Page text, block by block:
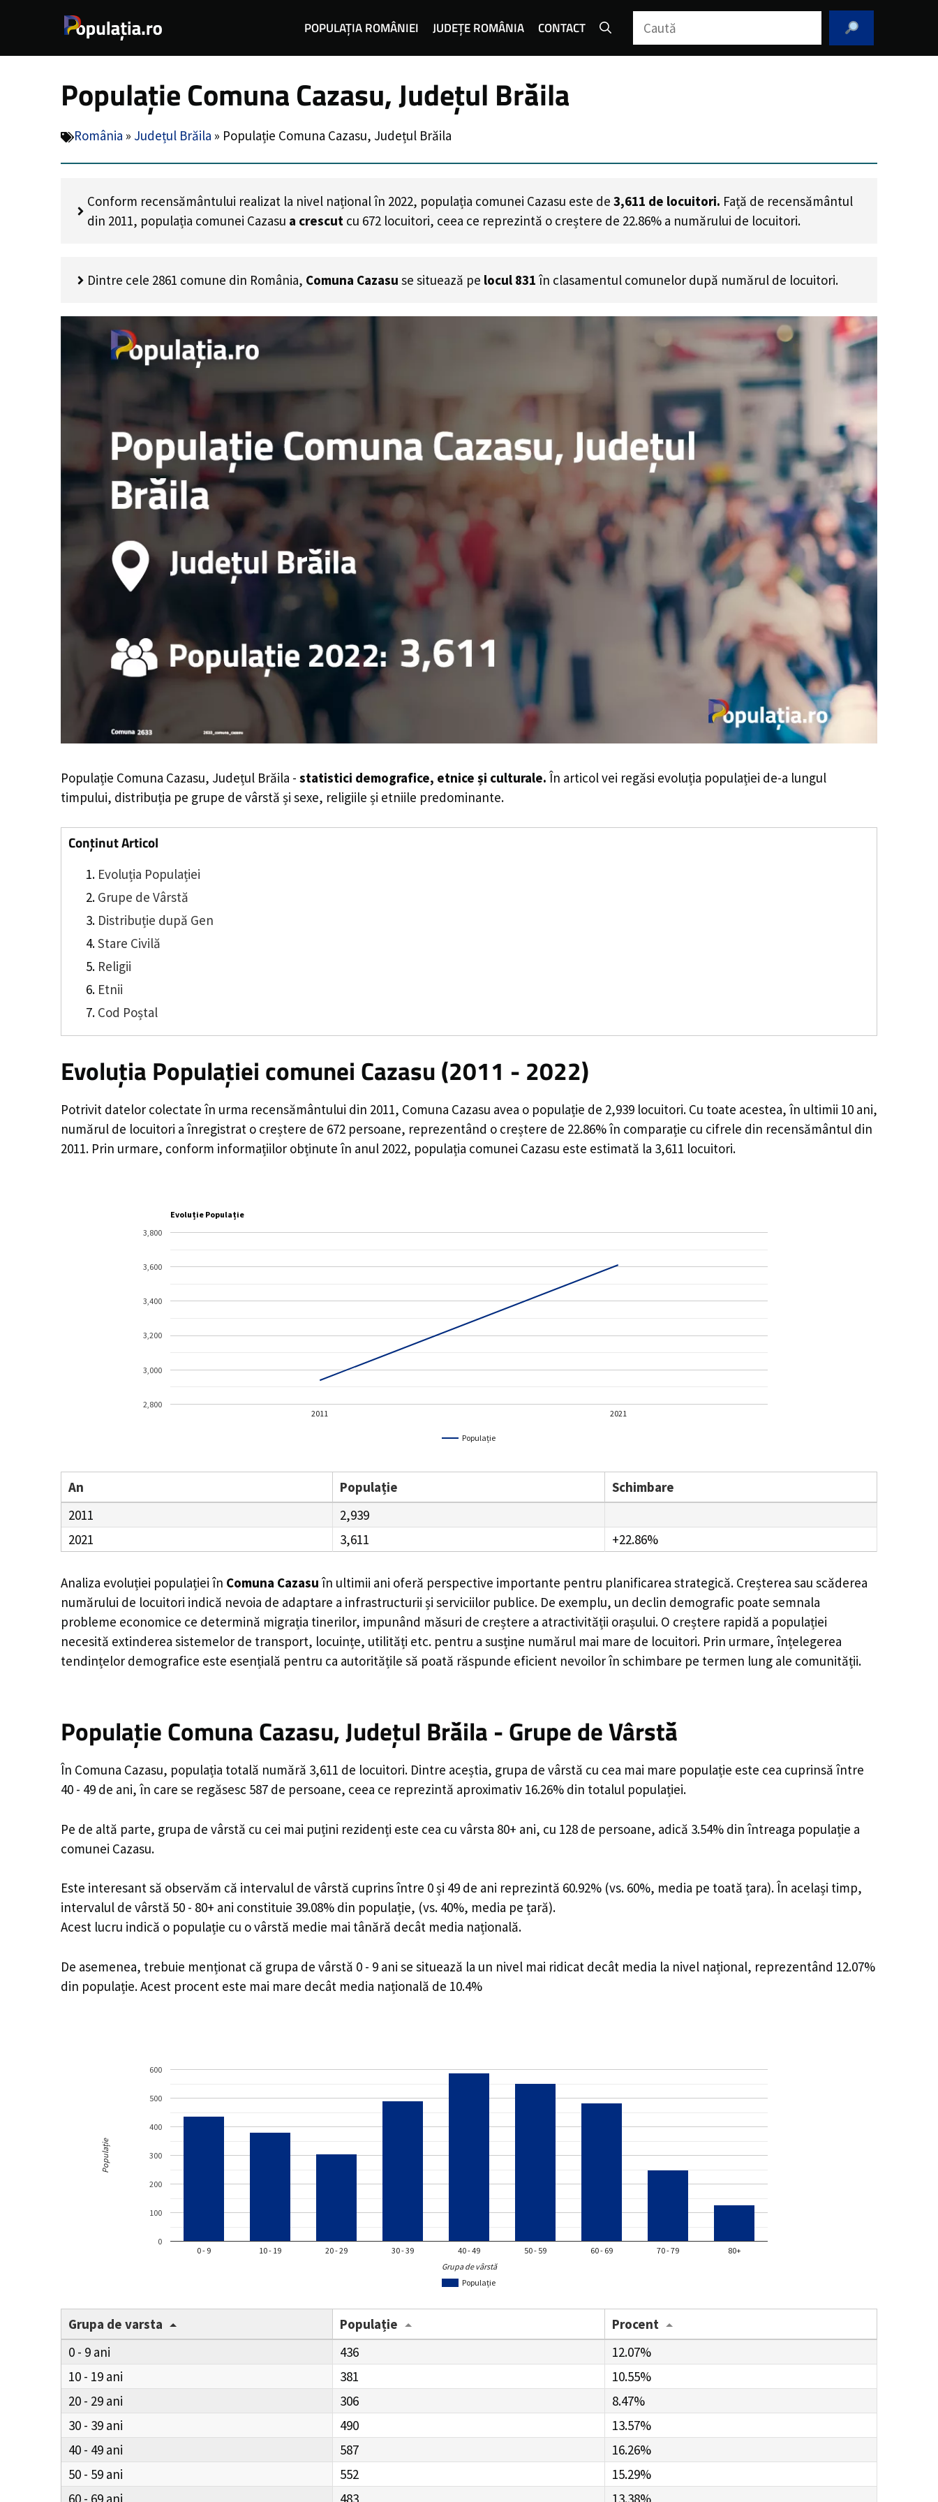
POPULAȚIA ROMÂNIEI JUDEȚE ROMÂNIA CONTACT Caută
Populație Comuna Cazasu, Județul Brăila
România » Județul Brăila » Populație Comuna Cazasu, Județul Brăila
Conform recensământului realizat la nivel național în 2022, populația comunei Cazasu este de 3,611 de locuitori. Față de recensământul
din 2011, populația comunei Cazasu a crescut cu 672 locuitori, ceea ce reprezintă o creștere de 22.86% a numărului de locuitori.
Dintre cele 2861 comune din România, Comuna Cazasu se situează pe locul 831 în clasamentul comunelor după numărul de locuitori.
Populație Comuna Cazasu, Județul Brăila - statistici demografice, etnice și culturale. În articol vei regăsi evoluția populației de-a lungul
timpului, distribuția pe grupe de vârstă și sexe, religiile și etniile predominante.
Conținut Articol
Evoluția Populației
Grupe de Vârstă
Distribuție după Gen
Stare Civilă
Religii
Etnii
Cod Poștal
Evoluția Populației comunei Cazasu (2011 - 2022)
Potrivit datelor colectate în urma recensământului din 2011, Comuna Cazasu avea o populație de 2,939 locuitori. Cu toate acestea, în ultimii 10 ani,
numărul de locuitori a înregistrat o creștere de 672 persoane, reprezentând o creștere de 22.86%în comparație cu cifrele din recensământul din
2011. Prin urmare, conform informațiilor obținute în anul 2022, populația comunei Cazasu este estimată la 3,611 locuitori.
Evoluție Populație
Populație
2011 2021
2,800
3,000
3,200
3,400
3,600
3,800
An Populație
Schimbare
2011
2,939
2021
3,611 +22.86%
Analiza evoluției populației în Comuna Cazasu în ultimii ani oferă perspective importante pentru planificarea strategică. Creșterea sau scăderea
numărului de locuitori indică nevoia de adaptare a infrastructurii și serviciilor publice. De exemplu, un declin demografic poate semnala
probleme economice ce determină migrația tinerilor, impunând măsuri de creștere a atractivității orașului. O creștere rapidă a populației
necesită extinderea sistemelor de transport, locuințe, utilități etc. pentru a susține numărul mai mare de locuitori. Prin urmare, înțelegerea
tendințelor demografice este esențială pentru ca autoritățile să poată răspunde eficient nevoilor în schimbare pe termen lung ale comunității.
Populație Comuna Cazasu, Județul Brăila - Grupe de Vârstă
În Comuna Cazasu, populația totală numără 3,611 de locuitori. Dintre aceștia, grupa de vârstă cu cea mai mare populație este cea cuprinsă între
40 - 49 de ani, în care se regăsesc 587 de persoane, ceea ce reprezintă aproximativ 16.26% din totalul populației.
Pe de altă parte, grupa de vârstă cu cei mai puțini rezidenți este cea cu vârsta 80+ ani, cu 128 de persoane, adică 3.54% din întreaga populație a
comunei Cazasu.
Este interesant să observăm că intervalul de vârstă cuprins între 0 și 49 de ani reprezintă 60.92% (vs. 60%, media pe toată țara). În același timp,
intervalul de vârstă 50 - 80+ ani constituie 39.08% din populație, (vs. 40%, media pe țară).
Acest lucru indică o populație cu o vârstă medie mai tânără decât media națională.
De asemenea, trebuie menționat că grupa de vârstă 0 - 9 ani se situează la un nivel mai ridicat decât media la nivel național, reprezentând 12.07%
din populație. Acest procent este mai mare decât media națională de 10.4%
Populație
0 - 9 10 - 19 20 - 29 30 - 39 40 - 49 50 - 59 60 - 69 70 - 79 80+
0
100
200
300
400
500
600
Grupa de vârstă
Populație
Grupa de varsta Populație
Procent
0 - 9
436
12.07%
10 - 19
381
10.55%
20 - 29
306
8.47%
30 - 39
490
13.57%
40 - 49
587
16.26%
50 - 59
552
15.29%